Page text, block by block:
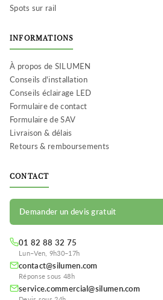
Spots sur rail
INFORMATIONS
À propos de SILUMEN
Conseils d'installation
Conseils éclairage LED
Formulaire de contact
Formulaire de SAV
Livraison & délais
Retours & remboursements
CONTACT
Demander un devis gratuit
01 82 88 32 75
Lun–Ven, 9h30–17h
contact@silumen.com
Réponse sous 48h
service.commercial@silumen.com